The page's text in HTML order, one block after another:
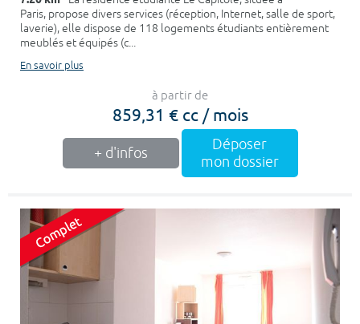
Paris, propose divers services (réception, Internet, salle de sport,
laverie), elle dispose de 118 logements étudiants entièrement
meublés et équipés (c...
En savoir plus
à partir de
859,31 € cc / mois
+ d'infos
Déposer
mon dossier